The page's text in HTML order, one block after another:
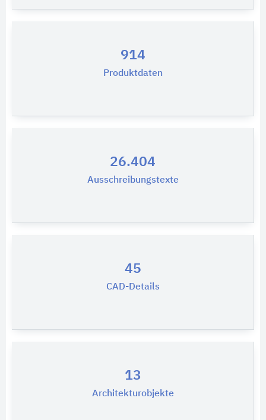
914
Produktdaten
26.404
Ausschreibungstexte
45
CAD-Details
13
Architekturobjekte